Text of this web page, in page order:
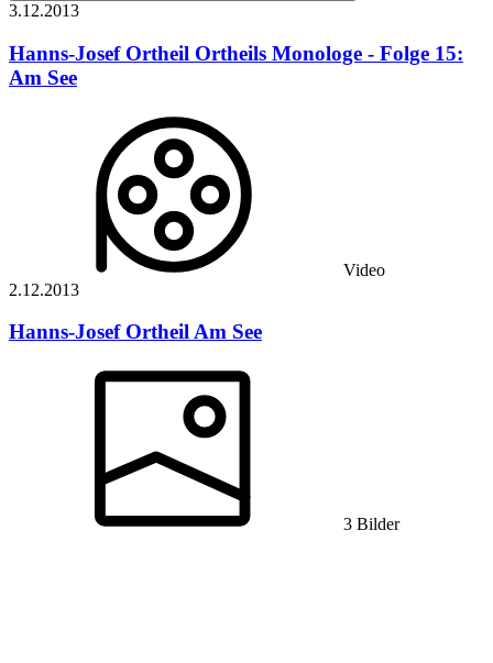
3.12.2013
Hanns-Josef Ortheil Ortheils Monologe - Folge 15:
Am See
Video
2.12.2013
Hanns-Josef OrtheilAm See
3 Bilder